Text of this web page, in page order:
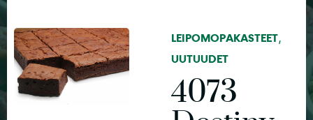
LEIPOMOPAKASTEET,
UUTUUDET
4073